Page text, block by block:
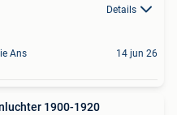
Details
Ans 14 jun 26
1900-1920